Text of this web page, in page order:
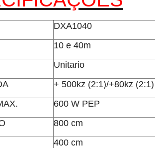
DXA1040
10 e 40m
Unitario
+ 500kz (2:1)/+80kz (2:1)
600 W PEP
800 cm
400 cm